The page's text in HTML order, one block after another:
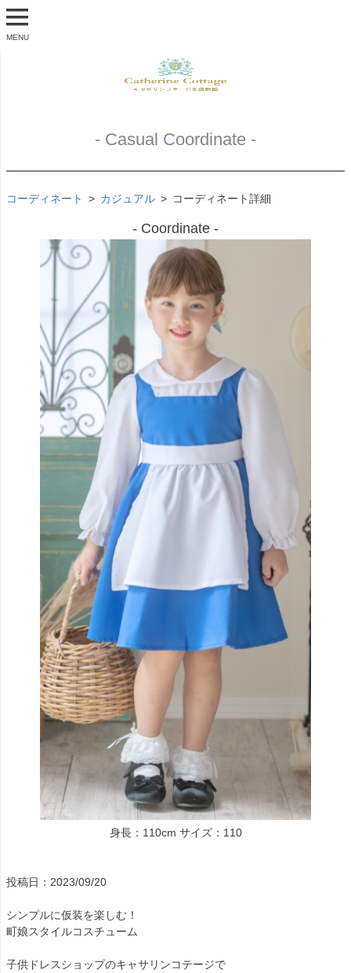
MENU
- Casual Coordinate -
コーディネート カジュアル コーディネート詳細
- Coordinate -
身長：110cm サイズ：110
投稿日：2023/09/20
シンプルに仮装を楽しむ！
町娘スタイルコスチューム
子供ドレスショップのキャサリンコテージで